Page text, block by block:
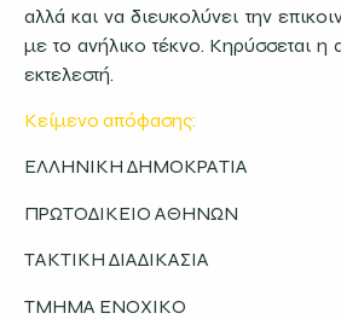
αλλά και να διευκολύνει την
με το ανήλικο τέκνο. Κηρύσσεται
εκτελεστή.
Κείμενο απόφασης:
ΕΛΛΗΝΙΚΗ ΔΗΜΟΚΡΑΤΙΑ
ΠΡΩΤΟΔΙΚΕΙΟ ΑΘΗΝΩΝ
ΤΑΚΤΙΚΗ ΔΙΑΔΙΚΑΣΙΑ
ΤΜΗΜΑ ΕΝΟΧΙΚΟ